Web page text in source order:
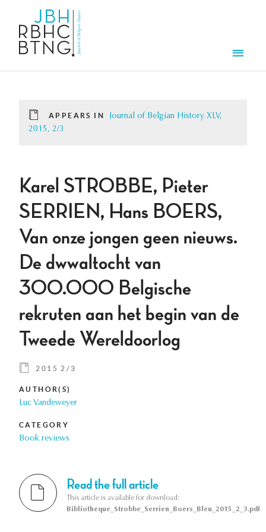
APPEARS IN
Journal of Belgian History XLV,
2015, 2/3
Karel STROBBE, Pieter
SERRIEN, Hans BOERS,
Van onze jongen geen nieuws.
De dwwaltocht van
300.000 Belgische
rekruten aan het begin van de
Tweede Wereldoorlog
2015 2/3
AUTHOR(S)
Luc Vandeweyer
CATEGORY
Book reviews
Read the full article
This article is available for download:
Bibliotheque_Strobbe_Serrien_Boers_Bleu_2015_2_3.pdf